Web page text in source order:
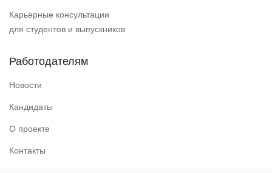
Карьерные консультации
для студентов и выпускников
Работодателям
Новости
Кандидаты
О проекте
Контакты